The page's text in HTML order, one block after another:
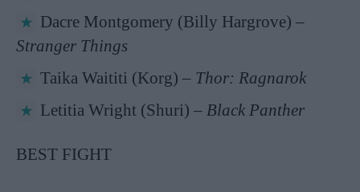
Dacre Montgomery (Billy Hargrove) –
Stranger Things
Taika Waititi (Korg) – Thor: Ragnarok
Letitia Wright (Shuri) – Black Panther
BEST FIGHT